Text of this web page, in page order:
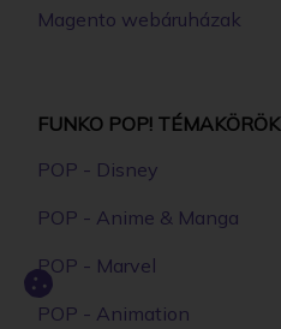
Magento webáruházak
FUNKO POP! TÉMAKÖRÖK
POP - Disney
POP - Anime & Manga
POP - Marvel
POP - Animation